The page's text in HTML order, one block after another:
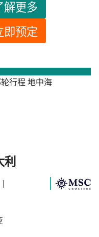
解更多
即预定